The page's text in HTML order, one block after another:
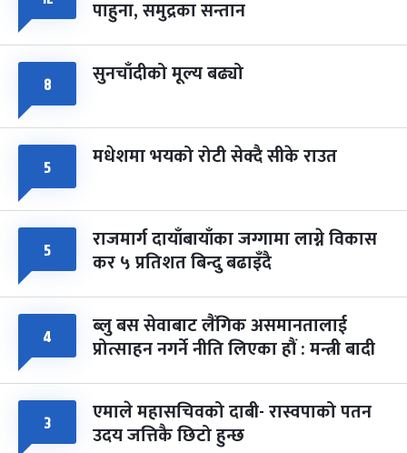
चैत्र ८, २०८३-Mar 22, 2027
पाहुना, समुद्रका सन्तान
८ सुनचाँदीको मूल्य बढ्यो
५ मधेशमा भयको रोटी सेक्दै सीके राउत
५ राजमार्ग दायाँबायाँका जग्गामा लाग्ने विकास
कर ५ प्रतिशत बिन्दु बढाइँदै
४ ब्लु बस सेवाबाट लैंगिक असमानतालाई
प्रोत्साहन नगर्ने नीति लिएका हौं : मन्त्री बादी
३ एमाले महासचिवको दाबी- रास्वपाको पतन
उदय जत्तिकै छिटो हुन्छ